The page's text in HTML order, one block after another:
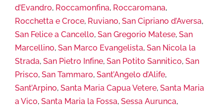
d’Evandro, Roccamonfina, Roccaromana,
Rocchetta e Croce, Ruviano, San Cipriano d’Aversa,
San Felice a Cancello, San Gregorio Matese, San
Marcellino, San Marco Evangelista, San Nicola la
Strada, San Pietro Infine, San Potito Sannitico, San
Prisco, San Tammaro, Sant’Angelo d’Alife,
Sant’Arpino, Santa Maria Capua Vetere, Santa Maria
a Vico, Santa Maria la Fossa, Sessa Aurunca,